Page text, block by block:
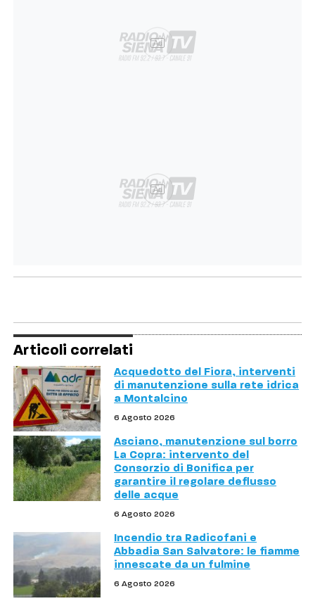
Ad
Ad
Articoli correlati
Acquedotto del Fiora, interventi
di manutenzione sulla rete idrica
a Montalcino
6 Agosto 2026
Asciano, manutenzione sul borro
La Copra: intervento del
Consorzio di Bonifica per
garantire il regolare deflusso
delle acque
6 Agosto 2026
Incendio tra Radicofani e
Abbadia San Salvatore: le fiamme
innescate da un fulmine
6 Agosto 2026